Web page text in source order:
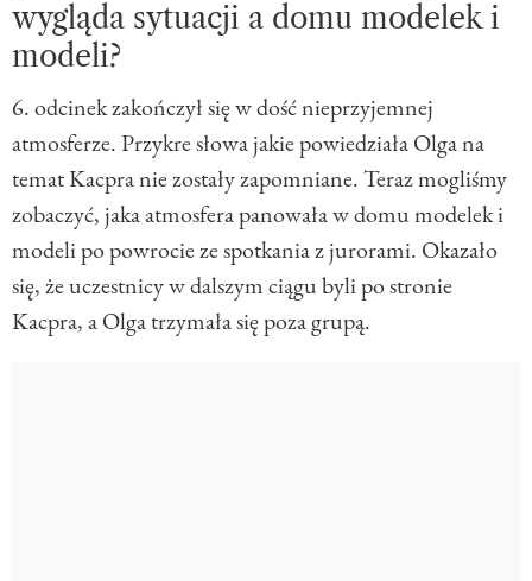
wygląda sytuacji a domu modelek i
modeli?
6. odcinek zakończył się w dość nieprzyjemnej
atmosferze. Przykre słowa jakie powiedziała Olga na
temat Kacpra nie zostały zapomniane. Teraz mogliśmy
zobaczyć, jaka atmosfera panowała w domu modelek i
modeli po powrocie ze spotkania z jurorami. Okazało
się, że uczestnicy w dalszym ciągu byli po stronie
Kacpra, a Olga trzymała się poza grupą.